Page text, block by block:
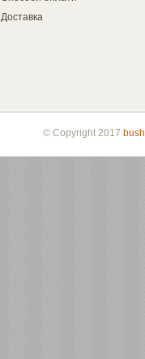
Доставка
© Copyright 2017